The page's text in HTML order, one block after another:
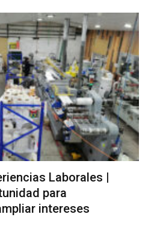
Laborales |
para
intereses